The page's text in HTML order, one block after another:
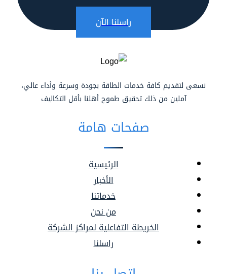
راسلنا الآن
نسعى لتقديم كافة خدمات الطاقة بجودة وسرعة وأداء عالي،
آملين من ذلك تحقيق طموح أهلنا بأقل التكاليف
صفحات هامة
الرئيسية
الأخبار
خدماتنا
من نحن
الخريطة التفاعلية لمراكز الشركة
راسلنا